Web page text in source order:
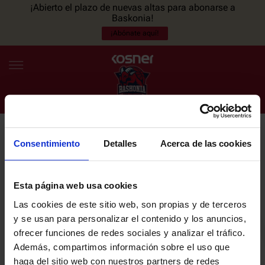
Consentimiento Detalles Acerca de las cookies
Esta página web usa cookies
Las cookies de este sitio web, son propias y de terceros
y se usan para personalizar el contenido y los anuncios,
ofrecer funciones de redes sociales y analizar el tráfico.
Además, compartimos información sobre el uso que
haga del sitio web con nuestros partners de redes
¡Abierto el plazo de nuevas altas para abonarse a
Baskonia!
¡Abónate aquí!
ES EU
NOTICIAS
PLANTILLA
ENTRADAS
NEWSLETTER
últimas noticias y promociones del club.
Email
He leído y acepto laPolítica de privacidaddel SASKI BASKONIA